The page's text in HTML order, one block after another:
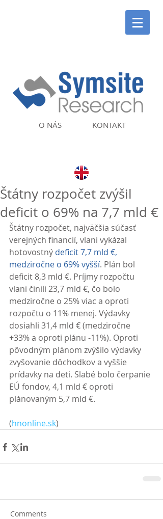
KONTAKT
O NÁS
Štátny rozpočet zvýšil
deficit o 69% na 7,7 mld €
Štátny rozpočet, najväčšia súčasť
verejných financií, vlani vykázal
hotovostný deficit 7,7 mld €,
medziročne o 69% vyšší. Plán bol
deficit 8,3 mld €. Príjmy rozpočtu
vlani činili 23,7 mld €, čo bolo
medziročne o 25% viac a oproti
rozpočtu o 11% menej. Výdavky
dosiahli 31,4 mld € (medziročne
+33% a oproti plánu -11%). Oproti
pôvodným plánom zvýšilo výdavky
zvyšovanie dôchodkov a vyššie
prídavky na deti. Slabé bolo čerpanie
EÚ fondov, 4,1 mld € oproti
plánovaným 5,7 mld €.
(hnonline.sk)
Comments